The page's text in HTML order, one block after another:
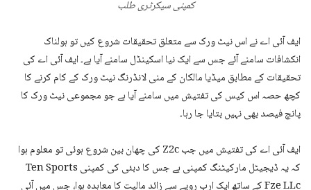
کمپنی سیکرٹری طلب
ایف آئی اے نے اس نیٹ ورک سے متعلق تحقیقات شروع کیں تو ہولناک
انکشافات سامنے آئے جس سے ایک نیا اسکینڈل سامنے آیا ہے۔ ایف آئی اے کی
تحقیقات کے مطابق میڈیا مالکان کے منی لانڈرنگ نیٹ ورک کے کام کرنے کا
کچھ حصہ اس کیس کی تفتیش میں سامنے آیا ہے جو مجموعی نیٹ ورک کا
پانچ فیصد بھی نہیں بتایا جا رہا۔
ایف آئی اے کی تفتیش میں جب Z2c کی چھان بین شروع ہوئی تو معلوم ہوا
کہ یہ ڈیجیٹل مارکیٹنگ کمپنی ہے جس کا دبئی کی کمپنی Ten Sports